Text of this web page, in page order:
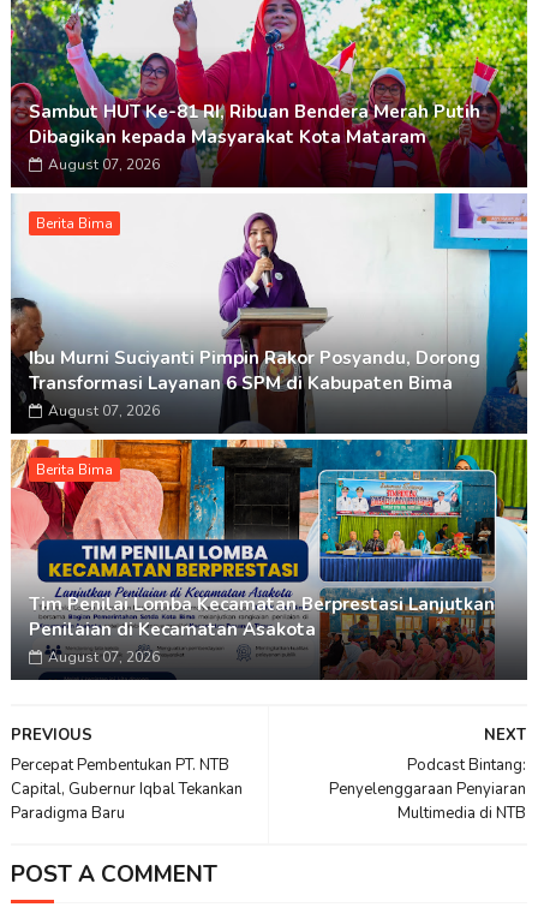
Sambut HUT Ke-81 RI, Ribuan Bendera Merah Putih
Dibagikan kepada Masyarakat Kota Mataram
August 07, 2026
Berita Bima
Ibu Murni Suciyanti Pimpin Rakor Posyandu, Dorong
Transformasi Layanan 6 SPM di Kabupaten Bima
August 07, 2026
Berita Bima
Tim Penilai Lomba Kecamatan Berprestasi Lanjutkan
Penilaian di Kecamatan Asakota
August 07, 2026
NEXT
Podcast Bintang:
Penyelenggaraan Penyiaran
Multimedia di NTB
PREVIOUS
Percepat Pembentukan PT. NTB
Capital, Gubernur Iqbal Tekankan
Paradigma Baru
POST A COMMENT